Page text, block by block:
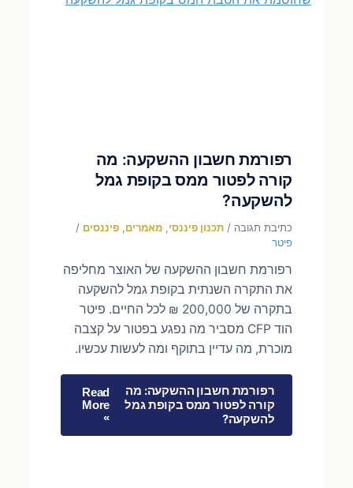
רפורמת חשבון ההשקעה: מה
קורה לפטור ממס בקופת גמל
להשקעה?
כתיבת תגובה /תכנון פיננסי,מאמרים,פיננסים /
פיטר
רפורמת חשבון ההשקעה של האוצר מחליפה
את התקרה השנתית בקופת גמל להשקעה
בתקרה של 200,000 ₪ לכל החיים. פיטר
הוד CFP מסביר מה נפגע בפטור על קצבה
מוכרת, מה עדיין בתוקף ומה לעשות עכשיו.
רפורמת חשבון ההשקעה: מה
קורה לפטור ממס בקופת גמל
להשקעה?
Read
More
»